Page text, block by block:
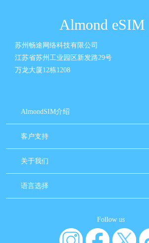
Almond eSIM
苏州畅途网络科技有限公司
江苏省苏州工业园区新发路29号
万龙大厦12栋1208
AlmondSIM介绍
客户支持
关于我们
语言选择
Follow us